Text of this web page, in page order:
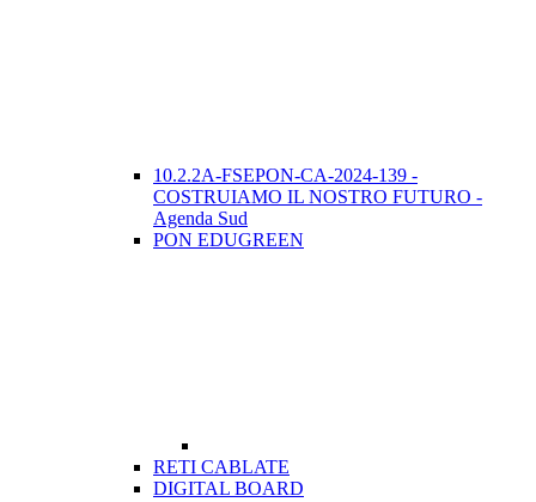
10.2.2A-FSEPON-CA-2024-139 -
COSTRUIAMO IL NOSTRO FUTURO -
Agenda Sud
PON EDUGREEN
RETI CABLATE
DIGITAL BOARD